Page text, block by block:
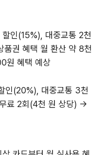
할인(15%), 대중교통 2천
품권 혜택 월 환산 약 8천
원 혜택 예상
인(20%), 대중교통 3천
료 2회(4천 원 상당) →